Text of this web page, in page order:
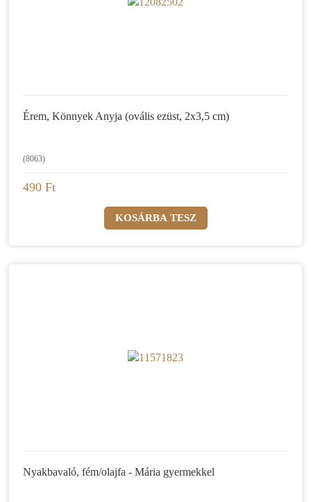
Érem, Könnyek Anyja (ovális ezüst, 2x3,5 cm)
(8063)
490 Ft
Nyakbavaló, fém/olajfa - Mária gyermekkel